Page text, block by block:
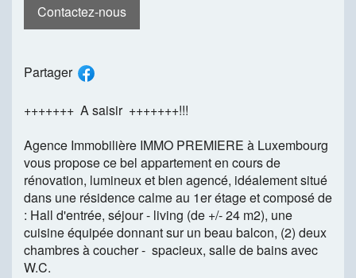
Contactez-nous
Partager
+++++++ A saisir +++++++!!!
Agence Immobilière IMMO PREMIERE à Luxembourg
vous propose ce bel appartement en cours de
rénovation, lumineux et bien agencé, idéalement situé
dans une résidence calme au 1er étage et composé de
: Hall d'entrée, séjour - living (de +/- 24 m2), une
cuisine équipée donnant sur un beau balcon, (2) deux
chambres à coucher - spacieux, salle de bains avec
W.C.